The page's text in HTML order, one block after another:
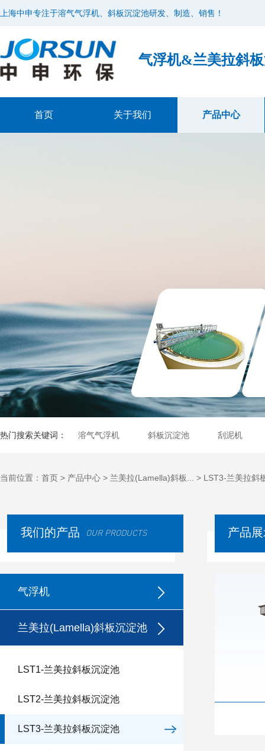
上海中申专注于溶气气浮机、斜板沉淀池研发、制造、销售！
气浮机&兰美拉斜
首页 关于我们 产品中心
热门搜索关键词： 溶气气浮机 斜板沉淀池 刮泥机
当前位置： 首页 > 产品中心 > 兰美拉(Lamella)斜板... > LST3-兰美拉斜
我们的产品 OUR PRODUCTS
气浮机
兰美拉(Lamella)斜板沉淀池
LST1-兰美拉斜板沉淀池
LST2-兰美拉斜板沉淀池
LST3-兰美拉斜板沉淀池
产品